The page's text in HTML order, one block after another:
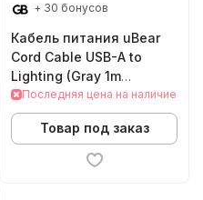
+ 30 бонусов
Кабель питания uBear
Cord Cable USB-A to
Lighting (Gray 1m
DC01CG01-I5)
Последняя цена на наличие
Товар под заказ